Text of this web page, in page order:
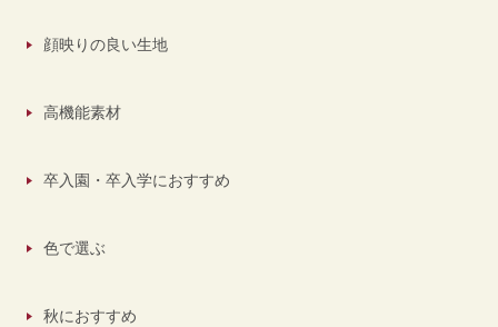
顔映りの良い生地
高機能素材
卒入園・卒入学におすすめ
色で選ぶ
秋におすすめ